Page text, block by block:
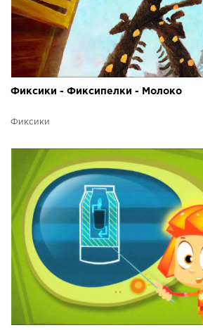
Фиксики - Фиксипелки - Молоко
Фиксики